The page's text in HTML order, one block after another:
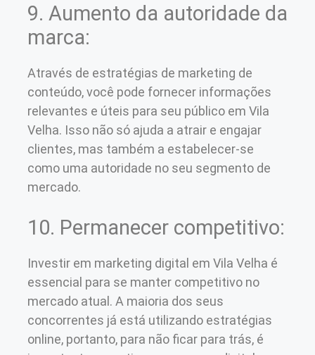
9. Aumento da autoridade da
marca:
Através de estratégias de marketing de
conteúdo, você pode fornecer informações
relevantes e úteis para seu público em Vila
Velha. Isso não só ajuda a atrair e engajar
clientes, mas também a estabelecer-se
como uma autoridade no seu segmento de
mercado.
10. Permanecer competitivo:
Investir em marketing digital em Vila Velha é
essencial para se manter competitivo no
mercado atual. A maioria dos seus
concorrentes já está utilizando estratégias
online, portanto, para não ficar para trás, é